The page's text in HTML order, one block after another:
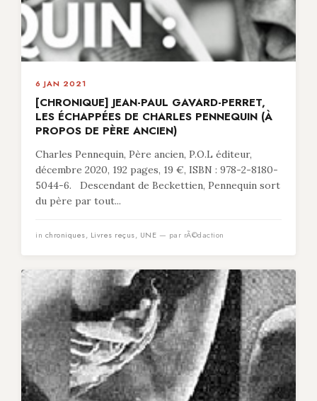
6 JAN 2021
[CHRONIQUE] JEAN-PAUL GAVARD-PERRET,
LES ÉCHAPPÉES DE CHARLES PENNEQUIN (À
PROPOS DE PÈRE ANCIEN)
Charles Pennequin, Père ancien, P.O.L éditeur,
décembre 2020, 192 pages, 19 €, ISBN : 978-2-8180-
5044-6. Descendant de Beckettien, Pennequin sort
du père par tout...
in chroniques, Livres reçus, UNE — par rÃ©daction